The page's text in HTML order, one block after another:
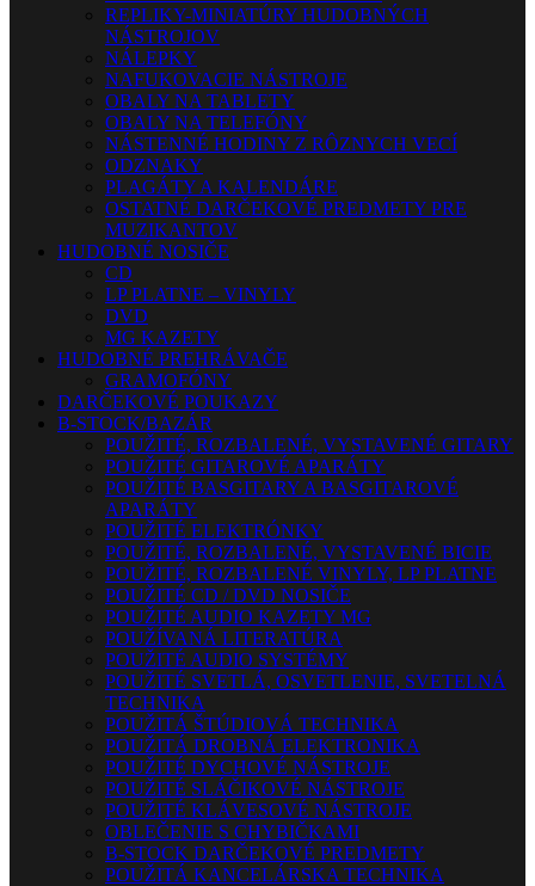
REPLIKY-MINIATÚRY HUDOBNÝCH
NÁSTROJOV
NÁLEPKY
NAFUKOVACIE NÁSTROJE
OBALY NA TABLETY
OBALY NA TELEFÓNY
NÁSTENNÉ HODINY Z RÔZNYCH VECÍ
ODZNAKY
PLAGÁTY A KALENDÁRE
OSTATNÉ DARČEKOVÉ PREDMETY PRE
MUZIKANTOV
HUDOBNÉ NOSIČE
CD
LP PLATNE – VINYLY
DVD
MG KAZETY
HUDOBNÉ PREHRÁVAČE
GRAMOFÓNY
DARČEKOVÉ POUKAZY
B-STOCK/BAZÁR
POUŽITÉ, ROZBALENÉ, VYSTAVENÉ GITARY
POUŽITÉ GITAROVÉ APARÁTY
POUŽITÉ BASGITARY A BASGITAROVÉ
APARÁTY
POUŽITÉ ELEKTRÓNKY
POUŽITÉ, ROZBALENÉ, VYSTAVENÉ BICIE
POUŽITÉ, ROZBALENÉ VINYLY, LP PLATNE
POUŽITÉ CD / DVD NOSIČE
POUŽITÉ AUDIO KAZETY MG
POUŽÍVANÁ LITERATÚRA
POUŽITÉ AUDIO SYSTÉMY
POUŽITÉ SVETLÁ, OSVETLENIE, SVETELNÁ
TECHNIKA
POUŽITÁ ŠTÚDIOVÁ TECHNIKA
POUŽITÁ DROBNÁ ELEKTRONIKA
POUŽITÉ DYCHOVÉ NÁSTROJE
POUŽITÉ SLÁČIKOVÉ NÁSTROJE
POUŽITÉ KLÁVESOVÉ NÁSTROJE
OBLEČENIE S CHYBIČKAMI
B-STOCK DARČEKOVÉ PREDMETY
POUŽITÁ KANCELÁRSKA TECHNIKA